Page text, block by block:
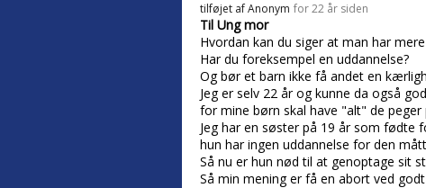
tilføjet afAnonym for 22 år siden
Til Ung mor
Hvordan kan du siger at man har
Har du foreksempel en uddannelse?
Og bør et barn ikke få andet en
Jeg er selv 22 år og kunne da også
for mine børn skal have "alt" de peger
Jeg har en søster på 19 år som fødte
hun har ingen uddannelse for den
Så nu er hun nød til at genoptage sit
Så min mening er få en abort ved